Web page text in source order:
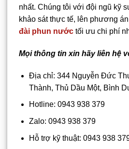
nhất. Chúng tôi với đội ngũ kỹ
khảo sát thực tế, lên phương án
đài phun nước tối ưu chi phí
Mọi thông tin xin hãy liên hệ
Địa chỉ: 344 Nguyễn Đức
Thành, Thủ Dầu Một, Bình
Hotline: 0943 938 379
Zalo: 0943 938 379
Hỗ trợ kỹ thuật: 0943 938